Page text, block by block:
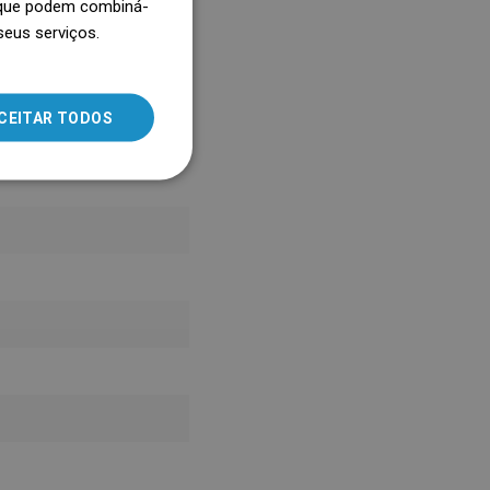
SLOVAK
ROMANIAN
FRENCH
podem combiná-
serviços.
TODOS